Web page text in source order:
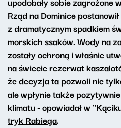
Rząd na Dominice
z dramatycznym spadkiem
morskich ssaków. Wody na
zostały ochroną i właśnie
na świecie rezerwat
że decyzja ta pozwoli nie
ale wpłynie także
klimatu - opowiadał w
tryk Rabiega.